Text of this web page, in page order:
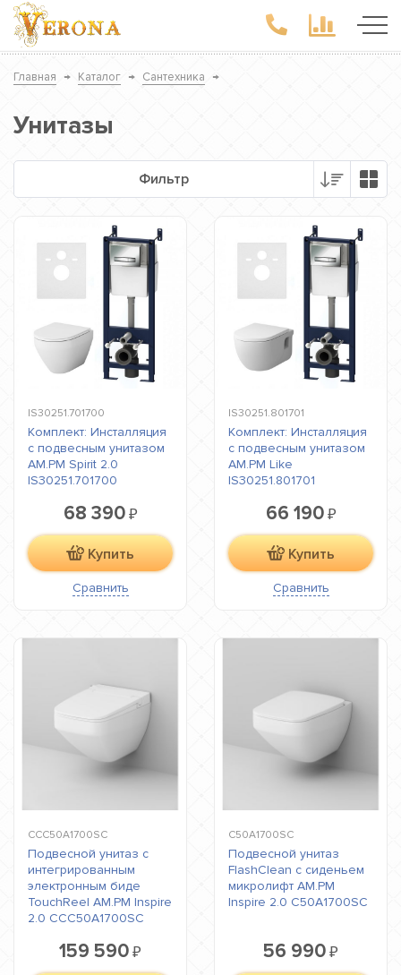
Главная → Каталог → Сантехника →
Унитазы
Фильтр
IS30251.701700
Комплект: Инсталляция
с подвесным унитазом
AM.PM Spirit 2.0
IS30251.701700
68 390₽
Купить
Сравнить
IS30251.801701
Комплект: Инсталляция
с подвесным унитазом
AM.PM Like
IS30251.801701
66 190₽
Купить
Сравнить
CCC50A1700SC
Подвесной унитаз с
интегрированным
электронным биде
TouchReel AM.PM Inspire
2.0 CCC50A1700SC
159 590 ₽
C50A1700SC
Подвесной унитаз
FlashClean с сиденьем
микролифт AM.PM
Inspire 2.0 C50A1700SC
56 990 ₽